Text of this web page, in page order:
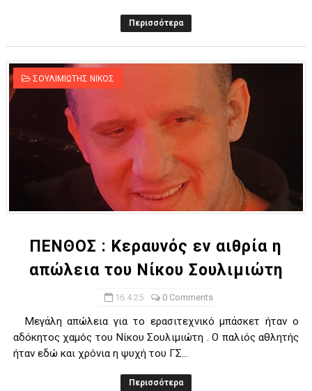
Περισσότερα
ΣΟΥΛΙΜΙΩΤΗΣ ΝΙΚΟΣ
ΠΕΝΘΟΣ : Κεραυνός εν αιθρία η
απώλεια του Νίκου Σουλιμιώτη
16.4.25 0 Comments
Mεγάλη απώλεια για το ερασιτεχνικό μπάσκετ ήταν ο
αδόκητος χαμός του Νίκου Σουλιμιώτη . Ο παλιός αθλητής
ήταν εδώ και χρόνια η ψυχή του ΓΣ...
Περισσότερα